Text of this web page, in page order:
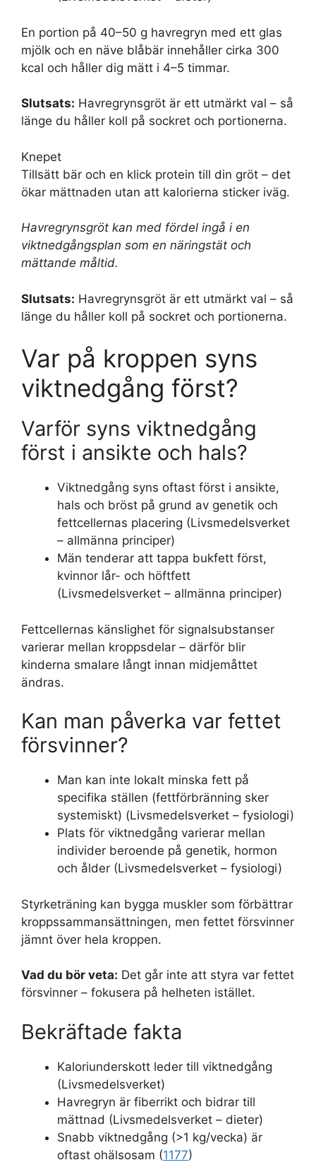
En portion på 40–50 g havregryn med ett glas
mjölk och en näve blåbär innehåller cirka 300
kcal och håller dig mätt i 4–5 timmar.
Slutsats: Havregrynsgröt är ett utmärkt val – så
länge du håller koll på sockret och portionerna.
Knepet
Tillsätt bär och en klick protein till din gröt – det
ökar mättnaden utan att kalorierna sticker iväg.
Havregrynsgröt kan med fördel ingå i en
viktnedgångsplan som en näringstät och
mättande måltid.
Slutsats: Havregrynsgröt är ett utmärkt val – så
länge du håller koll på sockret och portionerna.
Var på kroppen syns
viktnedgång först?
Varför syns viktnedgång
först i ansikte och hals?
Viktnedgång syns oftast först i ansikte,
hals och bröst på grund av genetik och
fettcellernas placering (Livsmedelsverket
– allmänna principer)
Män tenderar att tappa bukfett först,
kvinnor lår- och höftfett
(Livsmedelsverket – allmänna principer)
Fettcellernas känslighet för signalsubstanser
varierar mellan kroppsdelar – därför blir
kinderna smalare långt innan midjemåttet
ändras.
Kan man påverka var fettet
försvinner?
Man kan inte lokalt minska fett på
specifika ställen (fettförbränning sker
systemiskt) (Livsmedelsverket – fysiologi)
Plats för viktnedgång varierar mellan
individer beroende på genetik, hormon
och ålder (Livsmedelsverket – fysiologi)
Styrketräning kan bygga muskler som förbättrar
kroppssammansättningen, men fettet försvinner
jämnt över hela kroppen.
Vad du bör veta: Det går inte att styra var fettet
försvinner – fokusera på helheten istället.
Bekräftade fakta
Kaloriunderskott leder till viktnedgång
(Livsmedelsverket)
Havregryn är fiberrikt och bidrar till
mättnad (Livsmedelsverket – dieter)
Snabb viktnedgång (>1 kg/vecka) är
oftast ohälsosam (1177)